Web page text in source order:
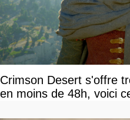
Crimson Desert s'offre
en moins de 48h, voici